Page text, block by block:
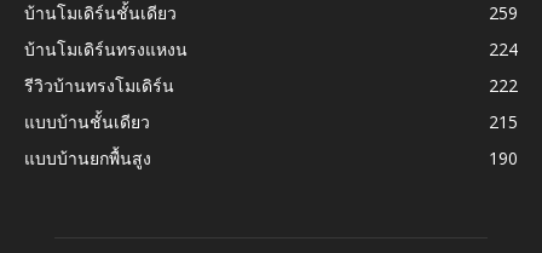
บ้านโมเดิร์นชั้นเดียว
259
บ้านโมเดิร์นทรงแหงน
224
รีวิวบ้านทรงโมเดิร์น
222
แบบบ้านชั้นเดียว
215
แบบบ้านยกพื้นสูง
190